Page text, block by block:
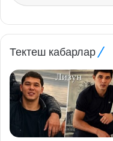
Тектеш кабарлар